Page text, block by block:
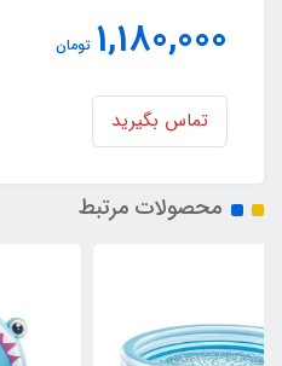
1,180,000 تومان
تماس بگیرید
محصولات مرتبط